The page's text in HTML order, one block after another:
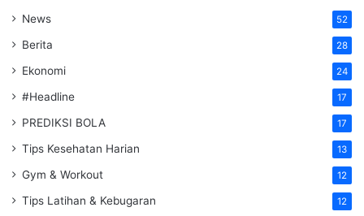
News 52
Berita 28
Ekonomi 24
#Headline 17
PREDIKSI BOLA 17
Tips Kesehatan Harian 13
Gym & Workout 12
Tips Latihan & Kebugaran 12